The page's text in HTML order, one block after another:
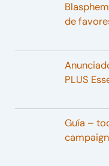
de
PLUS
Guía –